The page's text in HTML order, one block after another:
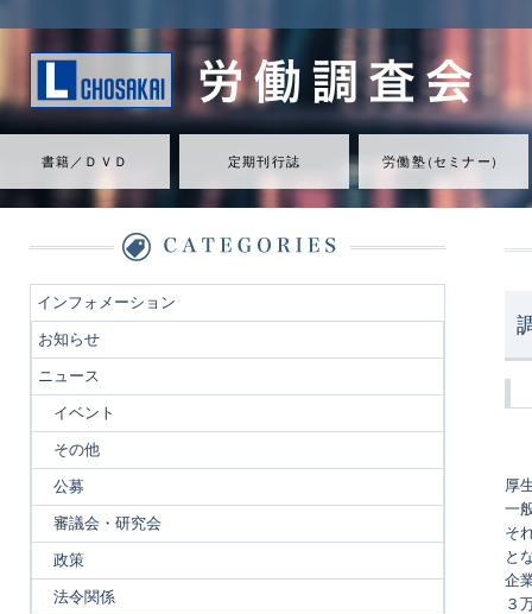
書籍／ＤＶＤ 定期刊行誌 労働塾（セミナ ー ）
厚
一
そ
と
企
３
インフォメーション
お知らせ
ニュース
イベント
その他
公募
審議会・研究会
政策
法令関係